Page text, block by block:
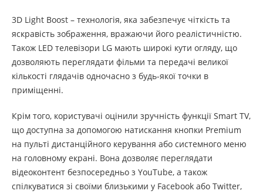
3D Light Boost – технологія, яка забезпечує чіткість та
яскравість зображення, вражаючи його реалістичністю.
Також LED телевізори LG мають широкі кути огляду, що
дозволяють переглядати фільми та передачі великої
кількості глядачів одночасно з будь-якої точки в
приміщенні.
Крім того, користувачі оцінили зручність функції Smart TV,
що доступна за допомогою натискання кнопки Premium
на пульті дистанційного керування або системного меню
на головному екрані. Вона дозволяє переглядати
відеоконтент безпосередньо з YouTube, а також
спілкуватися зі своїми близькими у Facebook або Twitter,